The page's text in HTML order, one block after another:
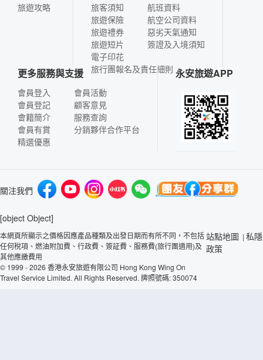
旅遊攻略
旅客須知
旅遊保險
旅遊禮券
旅遊短片
電子印花
航班資料
航空公司資料
惡劣天氣通知
簽證及入境須知
旅行團報名及責任細則
更多服務與支援
會員登入
會員登記
會籍簡介
會員有賞
精選優惠
會員活動
顧客意見
服務查詢
分銷夥伴合作平台
永安旅遊APP
關注我們
[object Object]
本網頁所顯示之價格因應產品種類及出發日期而有所不同，不包括
任何稅項、燃油附加費、行政費、簽証費、服務費(旅行團適用)及
其他應繳費用
© 1999 - 2026 香港永安旅遊有限公司 Hong Kong Wing On
Travel Service Limited. All Rights Reserved. 牌照號碼: 350074
站點地圖 | 私隱
政策